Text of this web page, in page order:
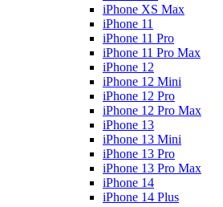
iPhone XS Max
iPhone 11
iPhone 11 Pro
iPhone 11 Pro Max
iPhone 12
iPhone 12 Mini
iPhone 12 Pro
iPhone 12 Pro Max
iPhone 13
iPhone 13 Mini
iPhone 13 Pro
iPhone 13 Pro Max
iPhone 14
iPhone 14 Plus